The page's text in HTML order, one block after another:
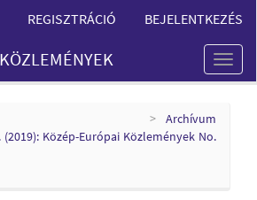
REGISZTRÁCIÓ BEJELENTKEZÉS
Toggle
Archívum
(2019): Közép-Európai Közlemények No.